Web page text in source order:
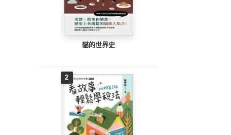
貓的世界史
2